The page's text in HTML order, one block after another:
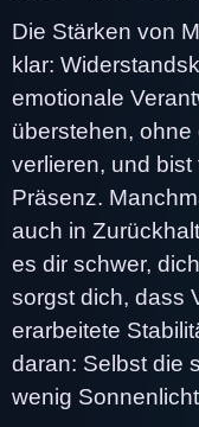
Die Stärken von
klar:
emotionale
überstehen,
verlieren, und
Präsenz.
auch in
es dir schwer,
sorgst dich, dass
erarbeitete
daran: Selbst die
wenig